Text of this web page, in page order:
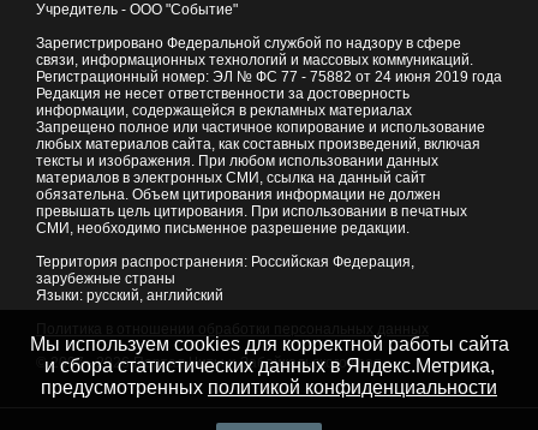
Учредитель - ООО "Событие"
Зарегистрировано Федеральной службой по надзору в сфере
связи, информационных технологий и массовых коммуникаций.
Регистрационный номер: ЭЛ № ФС 77 - 75882 от 24 июня 2019 года
Редакция не несет ответственности за достоверность
информации, содержащейся в рекламных материалах
Запрещено полное или частичное копирование и использование
любых материалов сайта, как составных произведений, включая
тексты и изображения. При любом использовании данных
материалов в электронных СМИ, ссылка на данный сайт
обязательна. Объем цитирования информации не должен
превышать цель цитирования. При использовании в печатных
СМИ, необходимо письменное разрешение редакции.
Территория распространения: Российская Федерация,
зарубежные страны
Языки: русский, английский
© 2007 - 2026Портал Читы и Забайкальского края
Мы используем cookies для корректной работы сайта
и сбора статистических данных в Яндекс.Метрика,
предусмотренных политикой конфиденциальности